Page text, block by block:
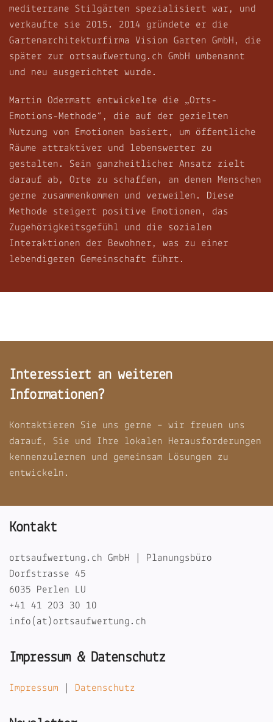
mediterrane Stilgärten spezialisiert war, und
verkaufte sie 2015. 2014 gründete er die
Gartenarchitekturfirma Vision Garten GmbH, die
später zur ortsaufwertung.ch GmbH umbenannt
und neu ausgerichtet wurde.
Martin Odermatt entwickelte die „Orts-
Emotions-Methode“, die auf der gezielten
Nutzung von Emotionen basiert, um öffentliche
Räume attraktiver und lebenswerter zu
gestalten. Sein ganzheitlicher Ansatz zielt
darauf ab, Orte zu schaffen, an denen Menschen
gerne zusammenkommen und verweilen. Diese
Methode steigert positive Emotionen, das
Zugehörigkeitsgefühl und die sozialen
Interaktionen der Bewohner, was zu einer
lebendigeren Gemeinschaft führt.
Interessiert an weiteren
Informationen?
Kontaktieren Sie uns gerne – wir freuen uns
darauf, Sie und Ihre lokalen Herausforderungen
kennenzulernen und gemeinsam Lösungen zu
entwickeln.
Kontakt
ortsaufwertung.ch GmbH | Planungsbüro
Dorfstrasse 45
6035 Perlen LU
+41 41 203 30 10
info(at)ortsaufwertung.ch
Impressum & Datenschutz
Impressum Datenschutz